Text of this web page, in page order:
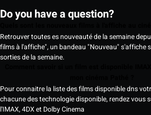
Do you have a question?
Retrouver toutes es nouveauté de la semaine
films à l'affiche", un bandeau "Nouveau" s'affiche
sorties de la semaine.
Pour connaitre la liste des films disponible dns
chacune des technologie disponible, rendez vous
l'IMAX, 4DX et Dolby Cinema